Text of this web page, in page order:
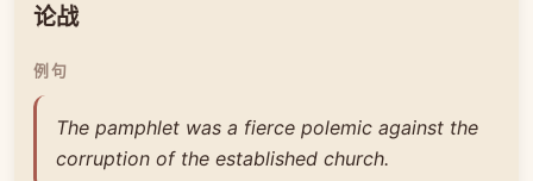
论战
例句
The pamphlet was a fierce polemic against the
corruption of the established church.